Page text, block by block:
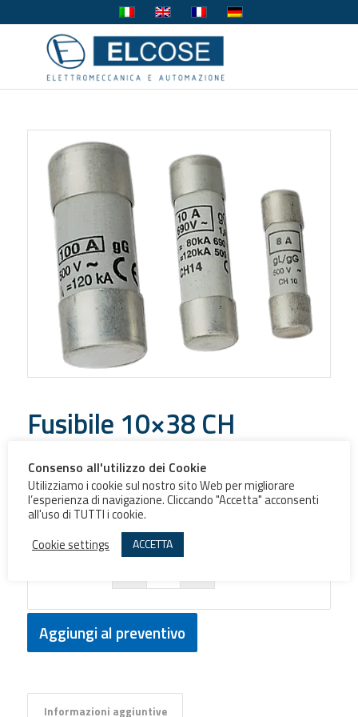
Fusibile 10×38 CH
Classe
Ampere
Aggiungi al preventivo
Informazioni aggiuntive
Consenso all'utilizzo dei Cookie
Utilizziamo i cookie sul nostro sito Web per migliorare
l’esperienza di navigazione. Cliccando "Accetta" acconsenti
all'uso di TUTTI i cookie.
Cookie settings
ACCETTA